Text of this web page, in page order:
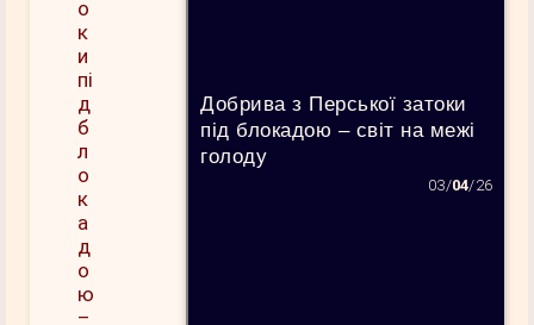
Добрива з Перської затоки
під блокадою – світ на межі
голоду
03/04/26